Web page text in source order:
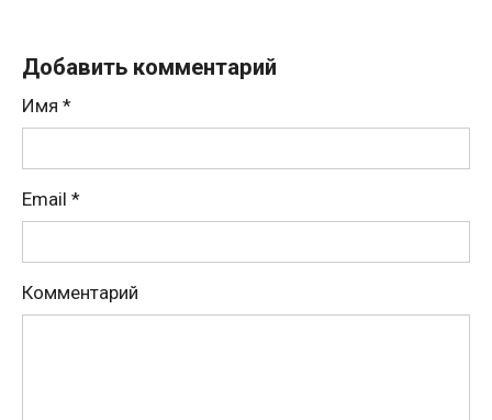
Добавить комментарий
Имя *
Email *
Комментарий